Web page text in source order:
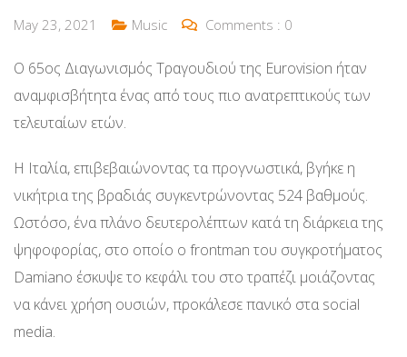
May 23, 2021 Music Comments : 0
Ο 65ος Διαγωνισμός Τραγουδιού της Eurovision ήταν
αναμφισβήτητα ένας από τους πιο ανατρεπτικούς των
τελευταίων ετών.
Η Ιταλία, επιβεβαιώνοντας τα προγνωστικά, βγήκε η
νικήτρια της βραδιάς συγκεντρώνοντας 524 βαθμούς.
Ωστόσο, ένα πλάνο δευτερολέπτων κατά τη διάρκεια της
ψηφοφορίας, στο οποίο ο frontman του συγκροτήματος
Damiano έσκυψε το κεφάλι του στο τραπέζι μοιάζοντας
να κάνει χρήση ουσιών, προκάλεσε πανικό στα social
media.